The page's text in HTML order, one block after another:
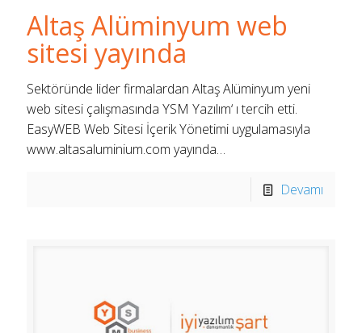
Altaş Alüminyum web
sitesi yayında
Sektöründe lider firmalardan Altaş Alüminyum yeni
web sitesi çalışmasında YSM Yazılım‘ ı tercih etti.
EasyWEB Web Sitesi İçerik Yönetimi uygulamasıyla
www.altasaluminium.com yayında…
Devamı